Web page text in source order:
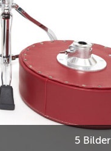
5 Bilder